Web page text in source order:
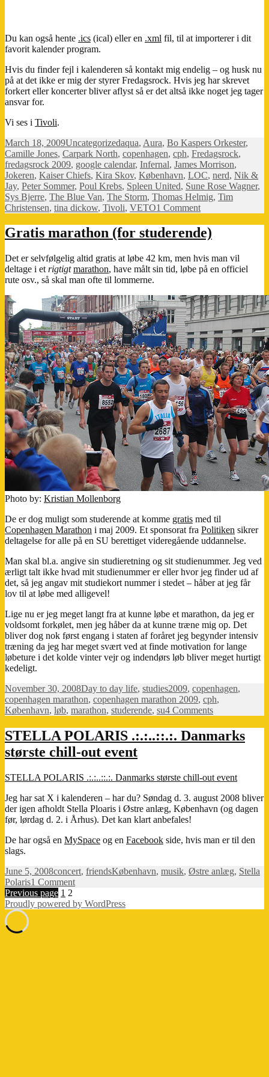
Du kan også hente .ics (ical) eller en .xml fil, til at importerer i dit
favorit kalender program.
Hvis du finder fejl i kalenderen så kontakt mig endelig – og husk nu
på at det ikke er mig der styrer Fredagsrock. Hvis jeg har skrevet
forkert eller koncerter bliver aflyst så er det altså ikke noget jeg tager
ansvar for.
Vi ses i Tivoli.
Posted
on
March 18, 2009Categories
UncategorizedTags
aqua, Aura, Bo Kaspers Orkester,
Camille Jones, Carpark North, copenhagen, cph, Fredagsrock,
fredagsrock 2009, google calendar, Infernal, James Morrison,
Jokeren, Kaiser Chiefs, Kira Skov, København, LOC, nerd, Nik &
Jay, Peter Sommer, Poul Krebs, Spleen United, Sune Rose Wagner,
Sys Bjerre, The Blue Van, The Storm, Thomas Helmig, Tim
Christensen, tina dickow, Tivoli, VETO1 Commenton
kalender
Gratis marathon (for studerende)
Det er selvfølgelig altid gratis at løbe 42 km, men hvis man vil
deltage i et rigtigt marathon, have målt sin tid, løbe på en officiel
rute osv., så skal man ofte til lommerne.
Photo by: Kristian Mollenborg
De er dog muligt som studerende at komme gratis med til
Copenhagen Marathon i maj 2009. Et sponsorat fra Politiken sikrer
deltagelse for alle på en SU berettiget videregående uddannelse.
Man skal bl.a. angive sin studieretning og sit studienummer. Jeg ved
ærligt talt ikke hvad mit studienummer er eller hvor jeg finder ud af
det, så jeg angav mit studiekort nummer i stedet – håber at jeg får
lov til at løbe med alligevel!
Lige nu er jeg meget langt fra at kunne løbe et marathon, da jeg er
voldsomt forkølet, men jeg håber da at kunne træne mig op. Det
bliver dog nok først engang i staten af foråret jeg begynder intensiv
træning da jeg har meget svært ved at finde motivation for lange
løbeture i det kolde vinter vejr og indendørs løb bliver meget hurtigt
kedeligt.
Posted
on
November 30, 2008Categories
Day to day life, studiesTags
2009, copenhagen,
copenhagen marathon, copenhagen marathon 2009, cph,
København, løb, marathon, studerende, su4 Commentson
marathon
(for
STELLA POLARIS .:.:..::.:. Danmarks
største chill-out event
STELLA POLARIS .:.:..::.:. Danmarks største chill-out event
Jeg har sat X i kalenderen – har du? Søndag d. 3. august 2008 bliver
der igen afholdt Stella Ploaris i Østre anlæg, København (og dagen
før, lørdag d. 2. i Århus). Det kan klart anbefales!
De har også en MySpace og en Facebook side, hvis man er til den
slags.
Posted
on
June 5, 2008Categories
concert, friendsTags
København, musik, Østre anlæg, Stella
Polaris1 Commenton
POLARIS
Posts
pagination
Previous page Page
1 Page
2
Proudly powered by WordPress